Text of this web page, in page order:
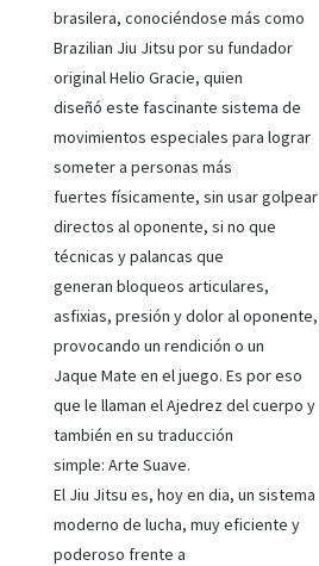
brasilera, conociéndose más como
Brazilian Jiu Jitsu por su fundador
original Helio Gracie, quien
diseñó este fascinante sistema de
movimientos especiales para lograr
someter a personas más
fuertes físicamente, sin usar golpear
directos al oponente, si no que
técnicas y palancas que
generan bloqueos articulares,
asfixias, presión y dolor al oponente,
provocando un rendición o un
Jaque Mate en el juego. Es por eso
que le llaman el Ajedrez del cuerpo y
también en su traducción
simple: Arte Suave.
El Jiu Jitsu es, hoy en dia, un sistema
moderno de lucha, muy eficiente y
poderoso frente a